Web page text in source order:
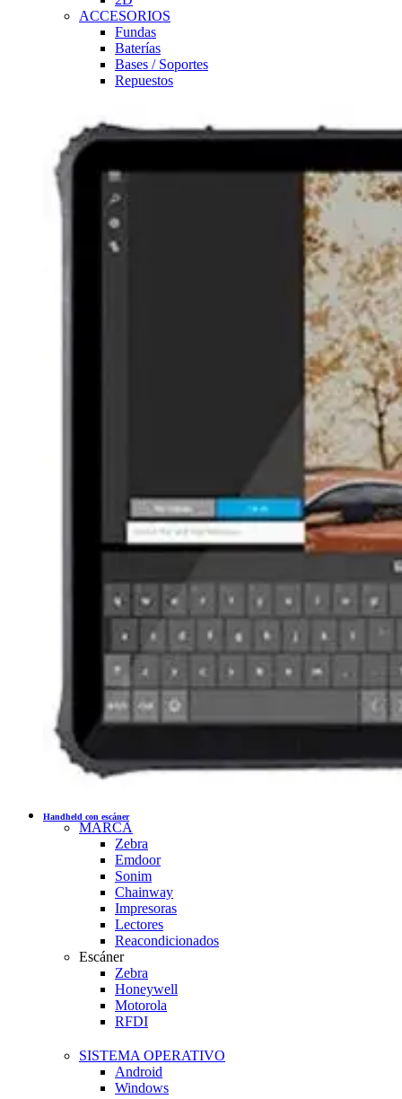
ACCESORIOS
Fundas
Baterías
Bases / Soportes
Repuestos
Handheld con escáner
MARCA
Zebra
Emdoor
Sonim
Chainway
Impresoras
Lectores
Reacondicionados
Escáner
Zebra
Honeywell
Motorola
RFDI
SISTEMA OPERATIVO
Android
Windows